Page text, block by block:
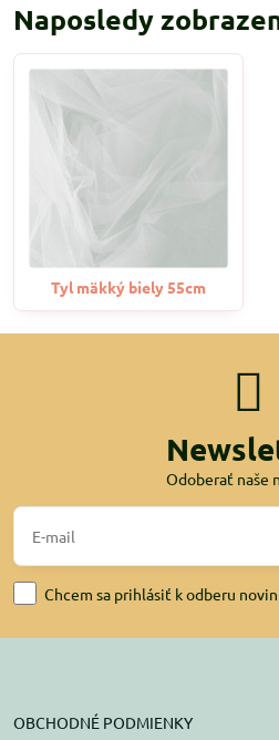
Naposledy
Tyl mäkký biely 55cm
Odoberať naše
Chcem sa prihlásiť k odberu
OBCHODNÉ PODMIENKY